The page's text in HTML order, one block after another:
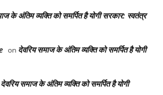
के अंतिम व्यक्ति को समर्पित है योगी सरकार: स्वतंत्र
on देवरिय समाज के अंतिम व्यक्ति को समर्पित है योगी
देवरिय समाज के अंतिम व्यक्ति को समर्पित है योगी